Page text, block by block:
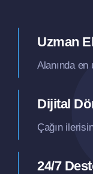
Uzman
Alanında
Dijital
Çağın
24/7